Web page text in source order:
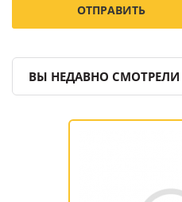
ВЫ НЕДАВНО СМОТРЕЛИ